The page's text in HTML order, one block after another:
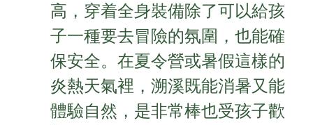
高，穿着全身裝備除了可以給孩
子一種要去冒險的氛圍，也能確
保安全。在夏令營或暑假這樣的
炎熱天氣裡，溯溪既能消暑又能
體驗自然，是非常棒也受孩子歡